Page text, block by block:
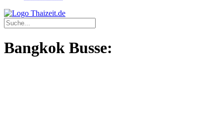
Bangkok Busse: